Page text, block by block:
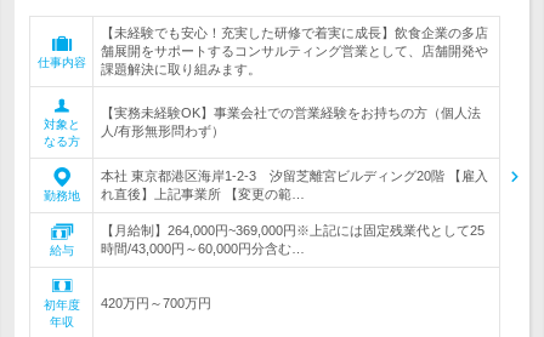
仕事内容
【未経験でも安心！充実した研修で着実に成長】飲食企業の多店
舗展開をサポートするコンサルティング営業として、店舗開発や
課題解決に取り組みます。
対象と
なる方
【実務未経験OK】事業会社での営業経験をお持ちの方（個人法
人/有形無形問わず）
勤務地
本社 東京都港区海岸1-2-3 汐留芝離宮ビルディング20階 【雇入
れ直後】上記事業所 【変更の範…
給与
【月給制】264,000円~369,000円※上記には固定残業代として25
時間/43,000円～60,000円分含む…
初年度
年収
420万円～700万円